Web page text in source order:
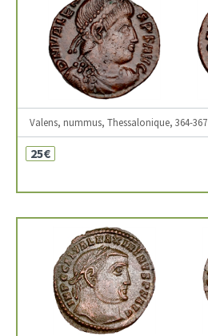
Valens, nummus, Thessalonique, 364-367
25€